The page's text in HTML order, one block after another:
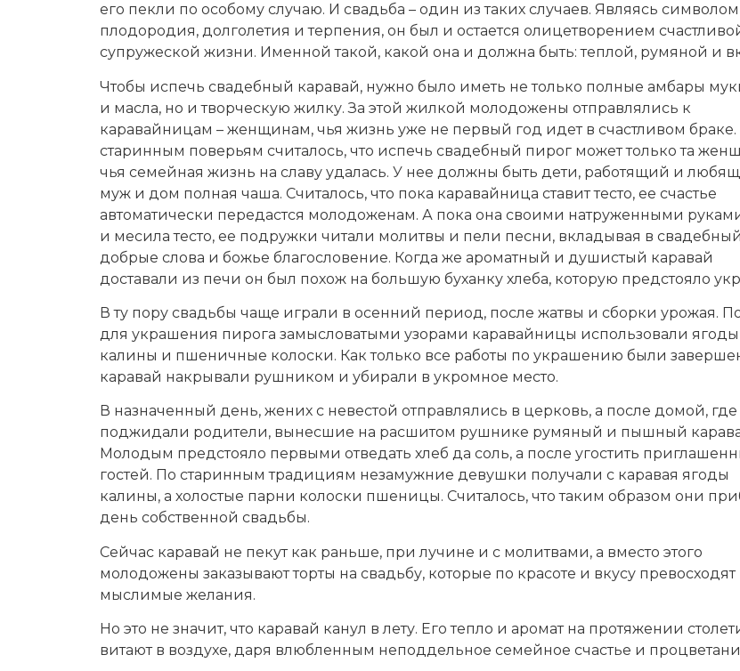
его пекли по особому случаю. И свадьба – один из таких случаев. Являясь символом
плодородия, долголетия и терпения, он был и остается олицетворением
супружеской жизни. Именной такой, какой она и должна быть: теплой, румяной и
Чтобы испечь свадебный каравай, нужно было иметь не только полные амбары
и масла, но и творческую жилку. За этой жилкой молодожены отправлялись к
каравайницам – женщинам, чья жизнь уже не первый год идет в счастливом браке.
старинным поверьям считалось, что испечь свадебный пирог может только та
чья семейная жизнь на славу удалась. У нее должны быть дети, работящий и
муж и дом полная чаша. Считалось, что пока каравайница ставит тесто, ее счастье
автоматически передастся молодоженам. А пока она своими натруженными
и месила тесто, ее подружки читали молитвы и пели песни, вкладывая в
добрые слова и божье благословение. Когда же ароматный и душистый каравай
доставали из печи он был похож на большую буханку хлеба, которую предстояло
В ту пору свадьбы чаще играли в осенний период, после жатвы и сборки урожая.
для украшения пирога замысловатыми узорами каравайницы использовали ягоды
калины и пшеничные колоски. Как только все работы по украшению были
каравай накрывали рушником и убирали в укромное место.
В назначенный день, жених с невестой отправлялись в церковь, а после домой,
поджидали родители, вынесшие на расшитом рушнике румяный и пышный
Молодым предстояло первыми отведать хлеб да соль, а после угостить
гостей. По старинным традициям незамужние девушки получали с каравая ягоды
калины, а холостые парни колоски пшеницы. Считалось, что таким образом они
день собственной свадьбы.
Сейчас каравай не пекут как раньше, при лучине и с молитвами, а вместо этого
молодожены заказывают торты на свадьбу, которые по красоте и вкусу превосходят
мыслимые желания.
Но это не значит, что каравай канул в лету. Его тепло и аромат на протяжении
витают в воздухе, даря влюбленным неподдельное семейное счастье и